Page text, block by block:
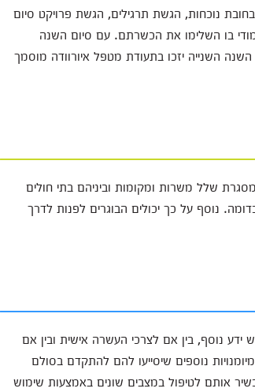
נוכחות, הגשת תרגילים, הגשת פרויקט סיום
בו השלימו את הכשרתם. עם סיום השנה
השנייה יזכו בתעודת מטפל איורוודה מוסמך
שלל משרות ומקומות וביניהם בתי חולים
נוסף על כך יכולים הבוגרים לפנות לדרך
ידע נוסף, בין אם לצרכי העשרה אישית ובין אם
נוספים שיסייעו להם להתקדם בסולם
אותם לטיפול במצבים שונים באמצעות שימוש